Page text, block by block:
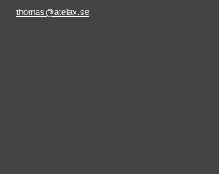
thomas@atelax.se